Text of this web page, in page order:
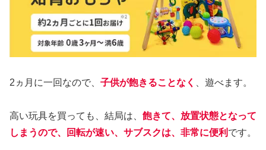
2ヵ月に一回なので、 子供が飽きることなく 、遊べます。
高い玩具を買っても、結局は、 飽きて、放置状態となって
しまうので、回転が速い、サブスクは、非常に便利 です。